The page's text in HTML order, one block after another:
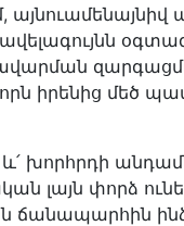
իրենից մեծ
և՛ խորհրդի
լայն փորձ
ճանապարհին